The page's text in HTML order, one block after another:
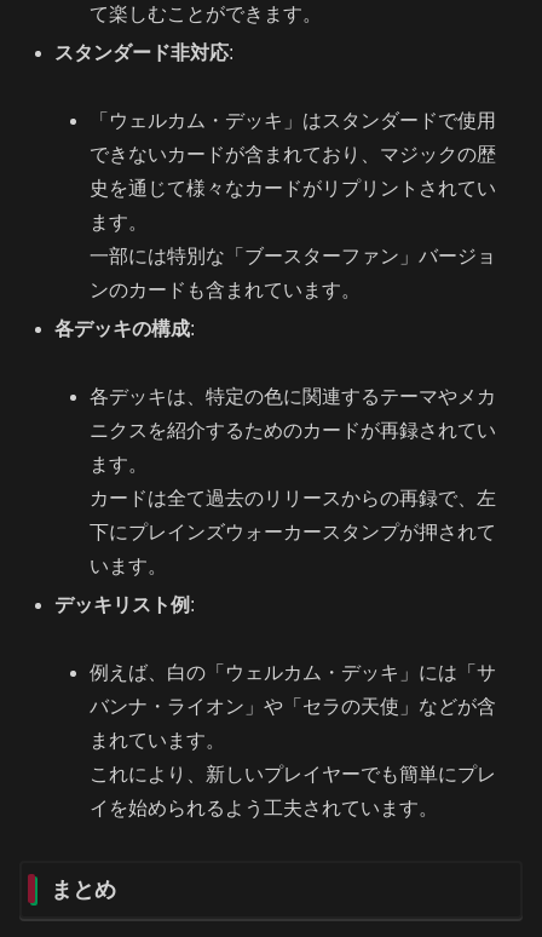
て楽しむことができます。
スタンダード非対応:
「ウェルカム・デッキ」はスタンダードで使用
できないカードが含まれており、マジックの歴
史を通じて様々なカードがリプリントされてい
ます。
一部には特別な「ブースターファン」バージョ
ンのカードも含まれています。
各デッキの構成:
各デッキは、特定の色に関連するテーマやメカ
ニクスを紹介するためのカードが再録されてい
ます。
カードは全て過去のリリースからの再録で、左
下にプレインズウォーカースタンプが押されて
います。
デッキリスト例 :
例えば、白の「ウェルカム・デッキ」には「サ
バンナ・ライオン」や「セラの天使」などが含
まれています。
これにより、新しいプレイヤーでも簡単にプレ
イを始められるよう工夫されています。
まとめ